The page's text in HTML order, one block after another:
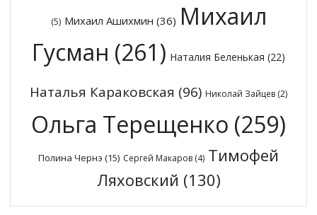
(5) Михаил Ашихмин (36) Михаил
Гусман (261) Наталия Беленькая (22)
Наталья Караковская (96) Николай Зайцев (2)
Ольга Терещенко (259)
Полина Чернэ (15) Сергей Макаров (4) Тимофей
Ляховский (130)